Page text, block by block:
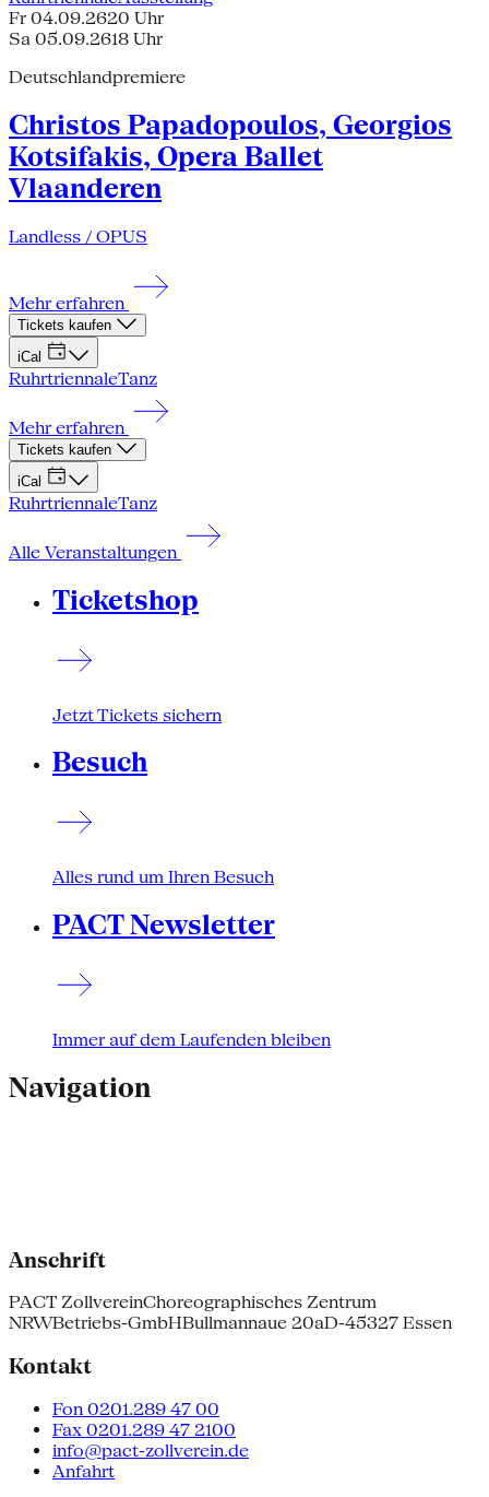
Fr 04.09.2620 Uhr
Sa 05.09.2618 Uhr
Deutschlandpremiere
Christos Papadopoulos, Georgios
Kotsifakis, Opera Ballet
Vlaanderen
Landless / OPUS
Mehr erfahren
Tickets kaufen
iCal
RuhrtriennaleTanz
Mehr erfahren
Tickets kaufen
iCal
RuhrtriennaleTanz
Alle Veranstaltungen
Ticketshop
Jetzt Tickets sichern
Besuch
Alles rund um Ihren Besuch
PACT Newsletter
Immer auf dem Laufenden bleiben
Navigation
Anschrift
PACT ZollvereinChoreographisches Zentrum
NRWBetriebs-GmbHBullmannaue 20aD-45327 Essen
Kontakt
Fon 0201.289 47 00
Fax 0201.289 47 2100
info@pact-zollverein.de
Anfahrt